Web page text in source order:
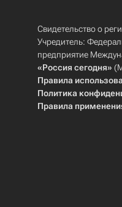
Свидетельство о
Учредитель:
предприятие
«Россия сегодня»
Правила
Политика
Правила